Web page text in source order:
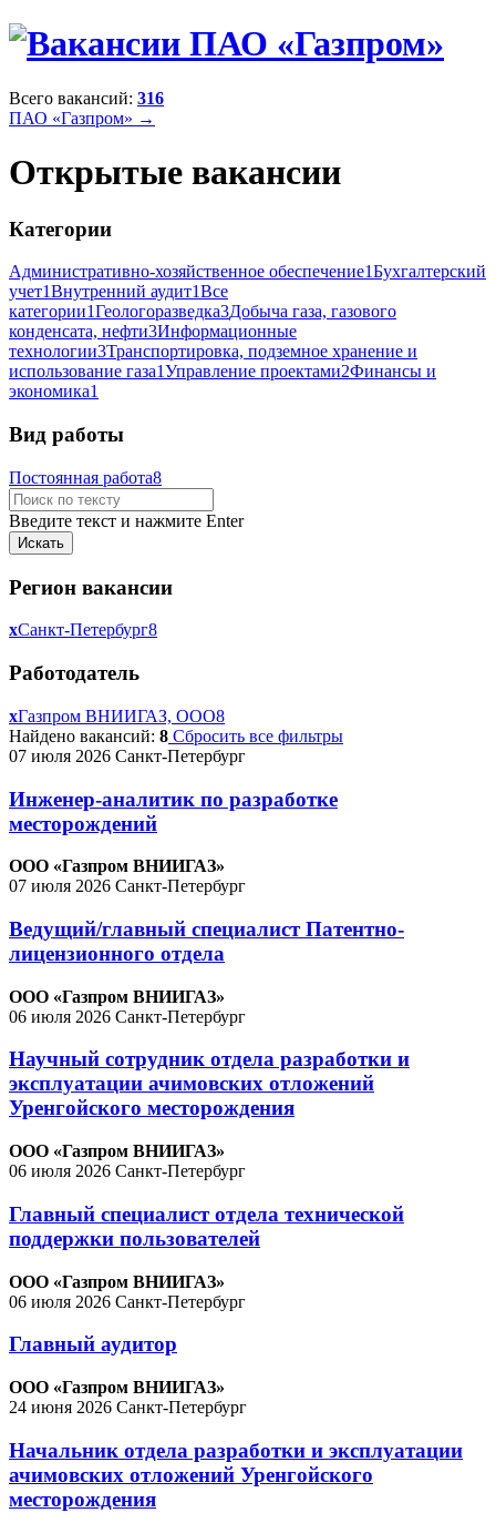
Всего вакансий: 316
ПАО «Газпром» →
Открытые вакансии
Категории
Административно-хозяйственное обеспечение1Бухгалтерский
учет1Внутренний аудит1Все
категории1Геологоразведка3Добыча газа, газового
конденсата, нефти3Информационные
технологии3Транспортировка, подземное хранение и
использование газа1Управление проектами2Финансы и
экономика1
Вид работы
Постоянная работа8
Введите текст и нажмите Enter
Регион вакансии
xСанкт-Петербург8
Работодатель
xГазпром ВНИИГАЗ, ООО8
Найдено вакансий: 8 Сбросить все фильтры
07 июля 2026 Санкт-Петербург
Инженер-аналитик по разработке
месторождений
ООО «Газпром ВНИИГАЗ»
07 июля 2026 Санкт-Петербург
Ведущий/главный специалист Патентно-
лицензионного отдела
ООО «Газпром ВНИИГАЗ»
06 июля 2026 Санкт-Петербург
Научный сотрудник отдела разработки и
эксплуатации ачимовских отложений
Уренгойского месторождения
ООО «Газпром ВНИИГАЗ»
06 июля 2026 Санкт-Петербург
Главный специалист отдела технической
поддержки пользователей
ООО «Газпром ВНИИГАЗ»
06 июля 2026 Санкт-Петербург
Главный аудитор
ООО «Газпром ВНИИГАЗ»
24 июня 2026 Санкт-Петербург
Начальник отдела разработки и эксплуатации
ачимовских отложений Уренгойского
месторождения